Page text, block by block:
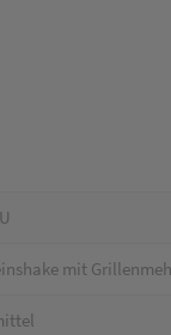
mit